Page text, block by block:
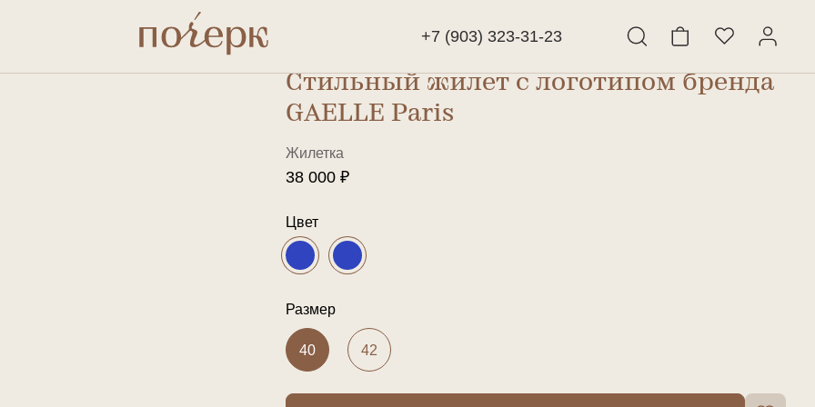
+7 (903) 323-31-23
Найти
Стильный жилет с логотипом бренда
GAELLE Paris
Жилетка
38 000 ₽
Цвет
Размер
40 42